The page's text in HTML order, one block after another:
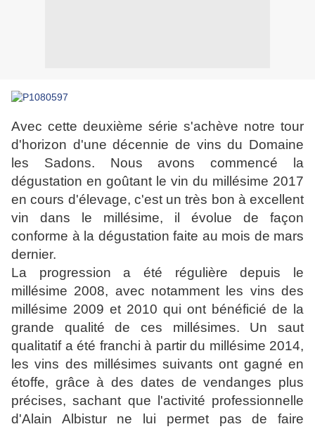
Avec cette deuxième série s'achève notre tour
d'horizon d'une décennie de vins du Domaine
les Sadons. Nous avons commencé la
dégustation en goûtant le vin du millésime 2017
en cours d'élevage, c'est un très bon à excellent
vin dans le millésime, il évolue de façon
conforme à la dégustation faite au mois de mars
dernier.
La progression a été régulière depuis le
millésime 2008, avec notamment les vins des
millésime 2009 et 2010 qui ont bénéficié de la
grande qualité de ces millésimes. Un saut
qualitatif a été franchi à partir du millésime 2014,
les vins des millésimes suivants ont gagné en
étoffe, grâce à des dates de vendanges plus
précises, sachant que l'activité professionnelle
d'Alain Albistur ne lui permet pas de faire